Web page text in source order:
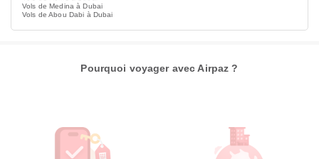
Vols de Medina à Dubai
Vols de Abou Dabi à Dubai
Pourquoi voyager avec Airpaz ?